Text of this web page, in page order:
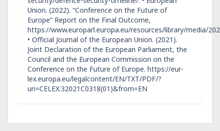
Union. (2022). “Conference on the Future of
Europe” Report on the Final Outcome,
https://www.europarl.europa.eu/resources/library/media/
• Official Journal of the European Union. (2021).
Joint Declaration of the European Parliament, the
Council and the European Commission on the
Conference on the Future of Europe. https://eur-
lex.europa.eu/legalcontent/EN/TXT/PDF/?
uri=CELEX:32021C0318(01)&from=EN